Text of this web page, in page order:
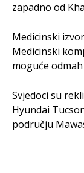
zapadno od
Medicinski
Medicinski
moguće
Svjedoci su
Hyundai
području